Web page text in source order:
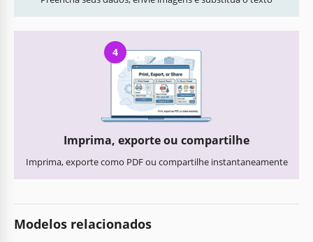
4
Imprima, exporte ou compartilhe
Imprima, exporte como PDF ou compartilhe instantaneamente
Modelos relacionados